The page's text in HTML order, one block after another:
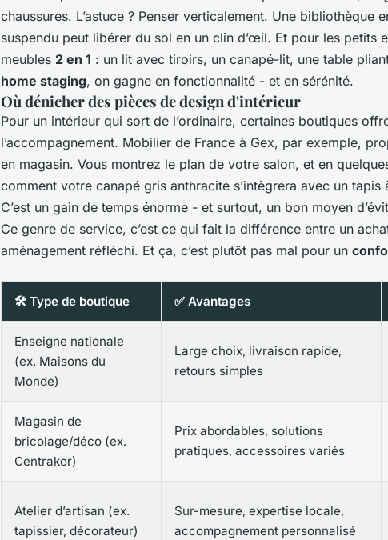
chaussures. L’astuce ? Penser verticalement. Une bibliothèque
suspendu peut libérer du sol en un clin d’œil. Et pour les petits
meubles 2 en 1 : un lit avec tiroirs, un canapé-lit, une table
home staging, on gagne en fonctionnalité - et en sérénité.
Où dénicher des pièces de design d'intérieur
Pour un intérieur qui sort de l’ordinaire, certaines boutiques
l’accompagnement. Mobilier de France à Gex, par exemple,
en magasin. Vous montrez le plan de votre salon, et en
comment votre canapé gris anthracite s’intègrera avec un
C’est un gain de temps énorme - et surtout, un bon moyen
Ce genre de service, c’est ce qui fait la différence entre un
aménagement réfléchi. Et ça, c’est plutôt pas mal pour un
🛠️ Type de boutique ✅ Avantages
Enseigne nationale
(ex. Maisons du
Monde)
Large choix, livraison rapide,
retours simples
Magasin de
bricolage/déco (ex.
Centrakor)
Prix abordables, solutions
pratiques, accessoires variés
Atelier d’artisan (ex.
tapissier, décorateur)
Sur-mesure, expertise locale,
accompagnement personnalisé